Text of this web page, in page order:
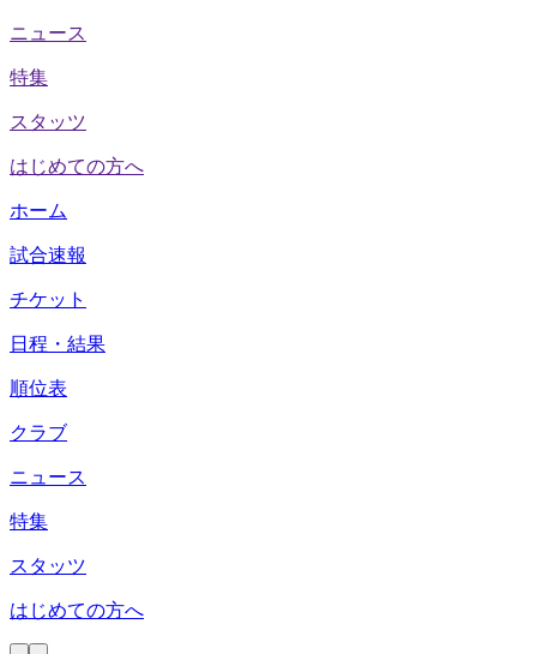
ニュース
特集
スタッツ
はじめての方へ
ホーム
試合速報
チケット
日程・結果
順位表
クラブ
ニュース
特集
スタッツ
はじめての方へ